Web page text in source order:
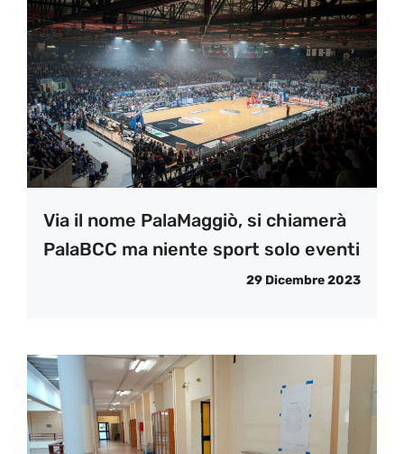
Via il nome PalaMaggiò, si chiamerà
PalaBCC ma niente sport solo eventi
29 Dicembre 2023